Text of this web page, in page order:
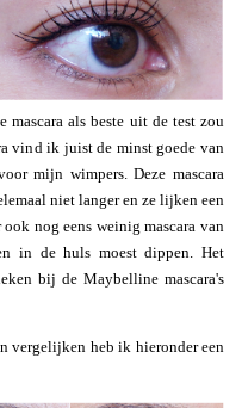
mascara als beste uit de test zou
vind ik juist de minst goede van
mijn wimpers. Deze mascara
niet langer en ze lijken een
nog eens weinig mascara van
in de huls moest dippen. Het
bij de Maybelline mascara's
vergelijken heb ik hieronder een